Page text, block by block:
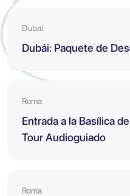
Dubai
Dubái: Paquete de
Roma
Entrada a la Basílica
Tour Audioguiado
Roma